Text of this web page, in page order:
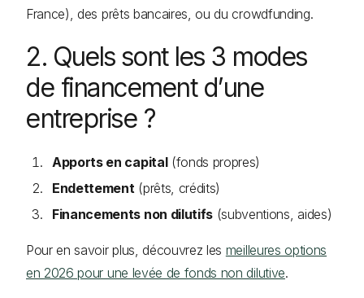
France), des prêts bancaires, ou du crowdfunding.
2. Quels sont les 3 modes
de financement d’une
entreprise ?
Apports en capital(fonds propres)
Endettement (prêts, crédits)
Financements non dilutifs (subventions, aides)
Pour en savoir plus, découvrez les meilleures options
en 2026 pour une levée de fonds non dilutive.